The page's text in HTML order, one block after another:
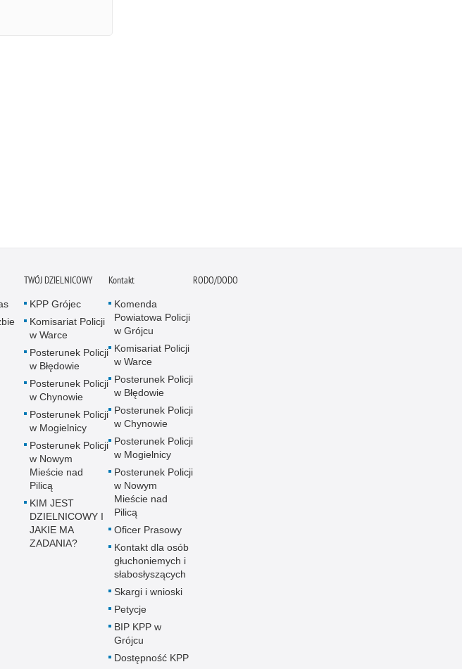
TWÓJ DZIELNICOWY
KPP Grójec
Komisariat Policji
w Warce
Posterunek Policji
w Błędowie
Posterunek Policji
w Chynowie
Posterunek Policji
w Mogielnicy
Posterunek Policji
w Nowym
Mieście nad
Pilicą
KIM JEST
DZIELNICOWY I
JAKIE MA
ZADANIA?
Kontakt
Komenda
Powiatowa Policji
w Grójcu
Komisariat Policji
w Warce
Posterunek Policji
w Błędowie
Posterunek Policji
w Chynowie
Posterunek Policji
w Mogielnicy
Posterunek Policji
w Nowym
Mieście nad
Pilicą
Oficer Prasowy
Kontakt dla osób
głuchoniemych i
słabosłyszących
Skargi i wnioski
Petycje
BIP KPP w
Grójcu
Dostępność KPP
RODO/DODO